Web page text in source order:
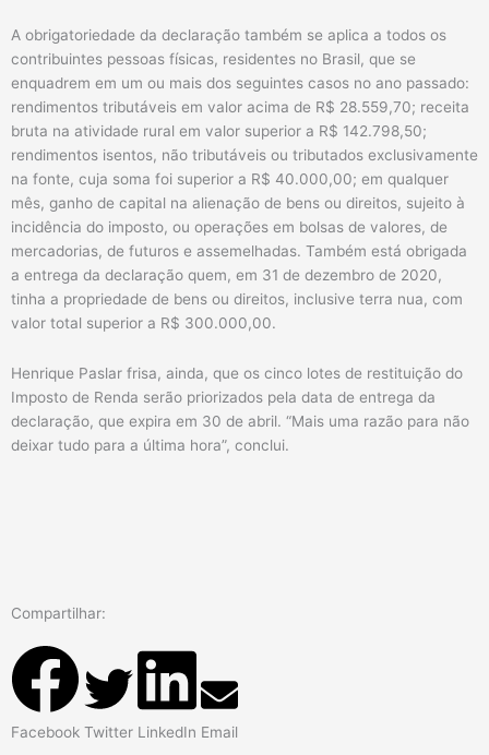
A obrigatoriedade da declaração também se aplica a todos os
contribuintes pessoas físicas, residentes no Brasil, que se
enquadrem em um ou mais dos seguintes casos no ano passado:
rendimentos tributáveis em valor acima de R$ 28.559,70; receita
bruta na atividade rural em valor superior a R$ 142.798,50;
rendimentos isentos, não tributáveis ou tributados exclusivamente
na fonte, cuja soma foi superior a R$ 40.000,00; em qualquer
mês, ganho de capital na alienação de bens ou direitos, sujeito à
incidência do imposto, ou operações em bolsas de valores, de
mercadorias, de futuros e assemelhadas. Também está obrigada
a entrega da declaração quem, em 31 de dezembro de 2020,
tinha a propriedade de bens ou direitos, inclusive terra nua, com
valor total superior a R$ 300.000,00.
Henrique Paslar frisa, ainda, que os cinco lotes de restituição do
Imposto de Renda serão priorizados pela data de entrega da
declaração, que expira em 30 de abril. “Mais uma razão para não
deixar tudo para a última hora”, conclui.
Compartilhar:
Facebook Twitter LinkedIn Email